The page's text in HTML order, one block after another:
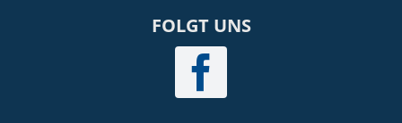
FOLGT UNS